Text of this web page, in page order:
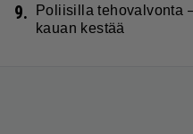
9.
Poliisilla tehovalvonta
kauan kestää